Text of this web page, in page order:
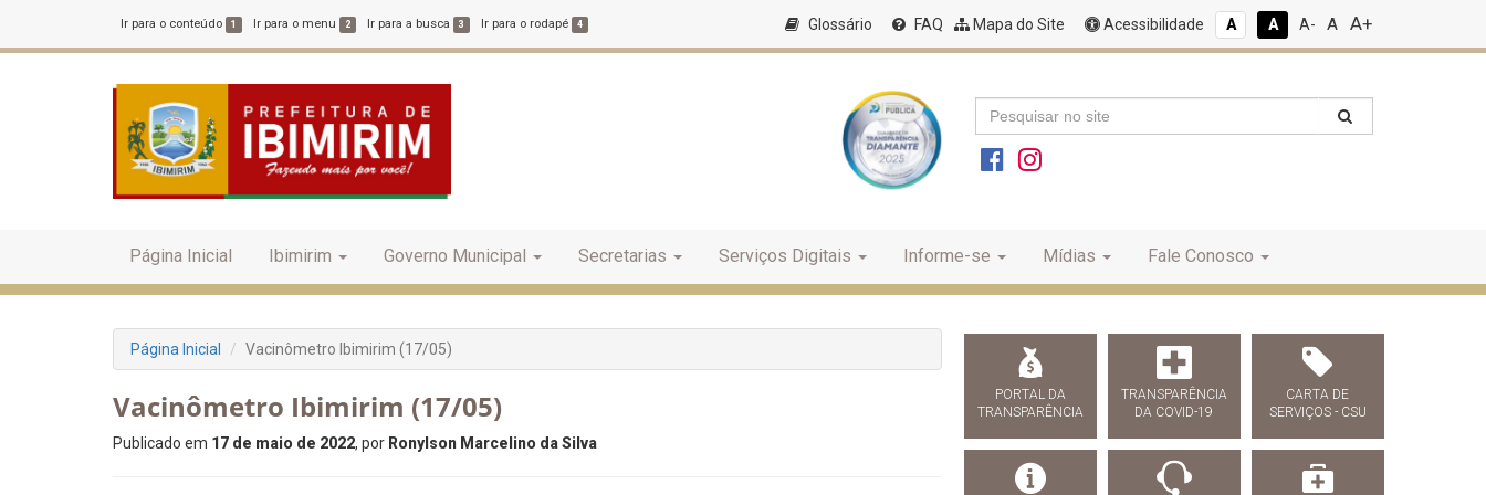
Ir para o conteúdo 1 Ir para o menu 2 Ir para a busca 3 Ir para o rodapé 4 Glossário FAQ Mapa do Site Acessibilidade A A A- A A+
Página Inicial Ibimirim Governo Municipal Secretarias Serviços Digitais Informe-se Mídias Fale Conosco
Página Inicial Vacinômetro Ibimirim (17/05)
Vacinômetro Ibimirim (17/05)
Publicado em 17 de maio de 2022, por Ronylson Marcelino da Silva
PORTAL DA
TRANSPARÊNCIA
TRANSPARÊNCIA
DA COVID-19
CARTA DE
SERVIÇOS - CSU